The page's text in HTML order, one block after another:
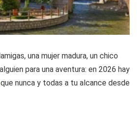
una mujer madura, un chico
para una aventura: en 2026 hay
que nunca y todas a tu alcance desde